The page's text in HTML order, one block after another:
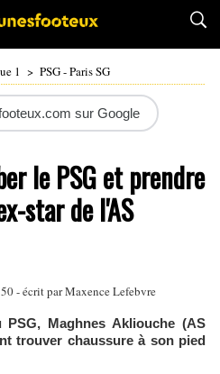
1 > PSG - Paris SG
sur Google
le PSG et prendre
star de l'AS
- écrit par Maxence Lefebvre
Maghnes Akliouche (AS
trouver chaussure à son pied